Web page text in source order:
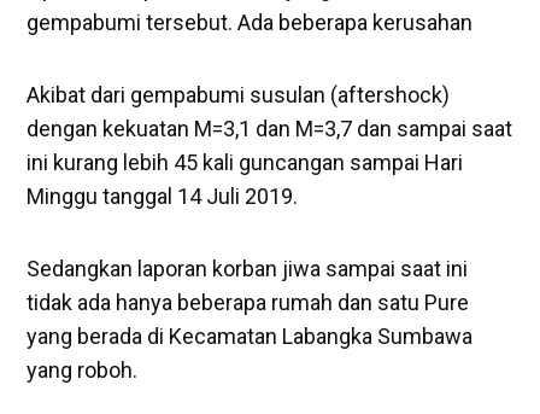
gempabumi tersebut. Ada beberapa kerusahan
Akibat dari gempabumi susulan (aftershock)
dengan kekuatan M=3,1 dan M=3,7 dan sampai saat
ini kurang lebih 45 kali guncangan sampai Hari
Minggu tanggal 14 Juli 2019.
Sedangkan laporan korban jiwa sampai saat ini
tidak ada hanya beberapa rumah dan satu Pure
yang berada di Kecamatan Labangka Sumbawa
yang roboh.